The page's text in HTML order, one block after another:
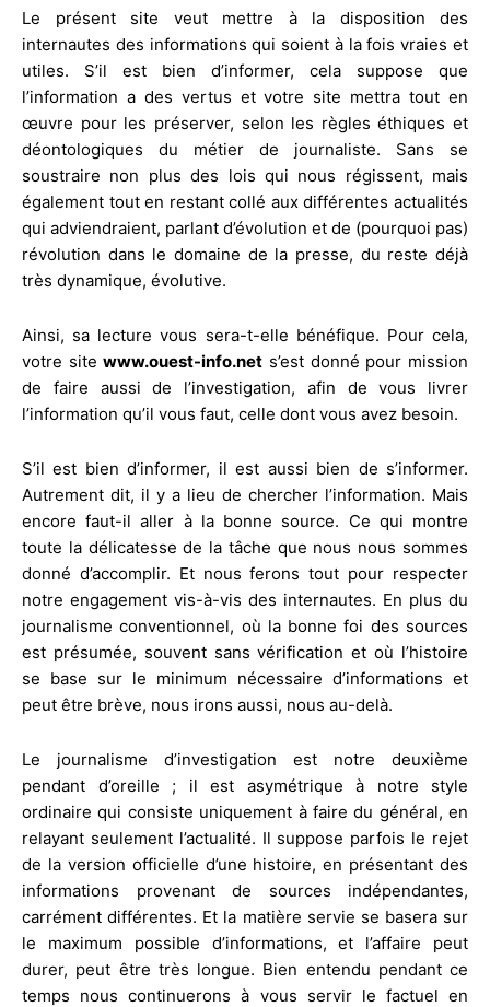
Le présent site veut mettre à la disposition des
internautes des informations qui soient à la fois vraies et
utiles. S’il est bien d’informer, cela suppose que
l’information a des vertus et votre site mettra tout en
œuvre pour les préserver, selon les règles éthiques et
déontologiques du métier de journaliste. Sans se
soustraire non plus des lois qui nous régissent, mais
également tout en restant collé aux différentes actualités
qui adviendraient, parlant d’évolution et de (pourquoi pas)
révolution dans le domaine de la presse, du reste déjà
très dynamique, évolutive.
Ainsi, sa lecture vous sera-t-elle bénéfique. Pour cela,
votre sitewww.ouest-info.net s’est donné pour mission
de faire aussi de l’investigation, afin de vous livrer
l’information qu’il vous faut, celle dont vous avez besoin.
S’il est bien d’informer, il est aussi bien de s’informer.
Autrement dit, il y a lieu de chercher l’information. Mais
encore faut-il aller à la bonne source. Ce qui montre
toute la délicatesse de la tâche que nous nous sommes
donné d’accomplir. Et nous ferons tout pour respecter
notre engagement vis-à-vis des internautes. En plus du
journalisme conventionnel, où la bonne foi des sources
est présumée, souvent sans vérification et où l’histoire
se base sur le minimum nécessaire d’informations et
peut être brève, nous irons aussi, nous au-delà.
Le journalisme d’investigation est notre deuxième
pendant d’oreille ; il est asymétrique à notre style
ordinaire qui consiste uniquement à faire du général, en
relayant seulement l’actualité. Il suppose parfois le rejet
de la version officielle d’une histoire, en présentant des
informations provenant de sources indépendantes,
carrément différentes. Et la matière servie se basera sur
le maximum possible d’informations, et l’affaire peut
durer, peut être très longue. Bien entendu pendant ce
temps nous continuerons à vous servir le factuel en